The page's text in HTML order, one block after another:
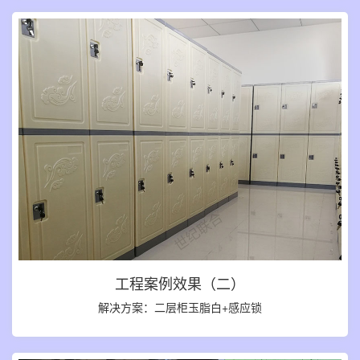
工程案例效果（二）
解决方案：二层柜玉脂白+感应锁